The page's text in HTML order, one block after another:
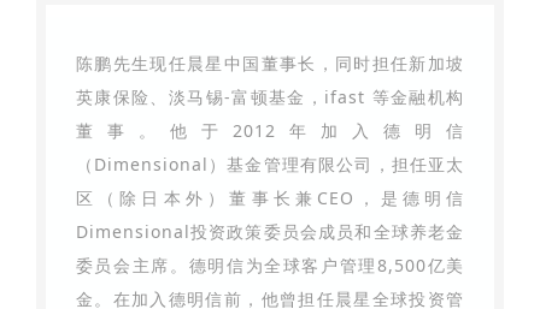
陈鹏先生现任晨星中国董事长，同时担任新加坡
英康保险、淡马锡-富顿基金，ifast 等金融机构
董事。他于2012年加入德明信
（Dimensional）基金管理有限公司，担任亚太
区（除日本外）董事长兼CEO，是德明信
Dimensional投资政策委员会成员和全球养老金
委员会主席。德明信为全球客户管理8,500亿美
金。在加入德明信前，他曾担任晨星全球投资管